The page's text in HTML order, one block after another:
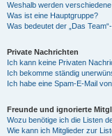
Weshalb werden
Was ist eine Hauptgruppe?
Was bedeutet der „Das
Private Nachrichten
Ich kann keine Privaten
Ich bekomme ständig
Ich habe eine Spam-E-Mail
Freunde und ignorierte
Wozu benötige ich die Listen
Wie kann ich Mitglieder zur